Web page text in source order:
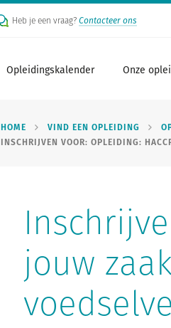
Heb je een vraag?Contacteer ons
Opleidingskalender Onze
HOME VIND EEN OPLEIDING
INSCHRIJVEN VOOR: OPLEIDING:
jouw